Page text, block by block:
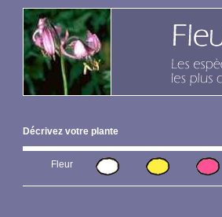
Décrivez votre plante
Fleur